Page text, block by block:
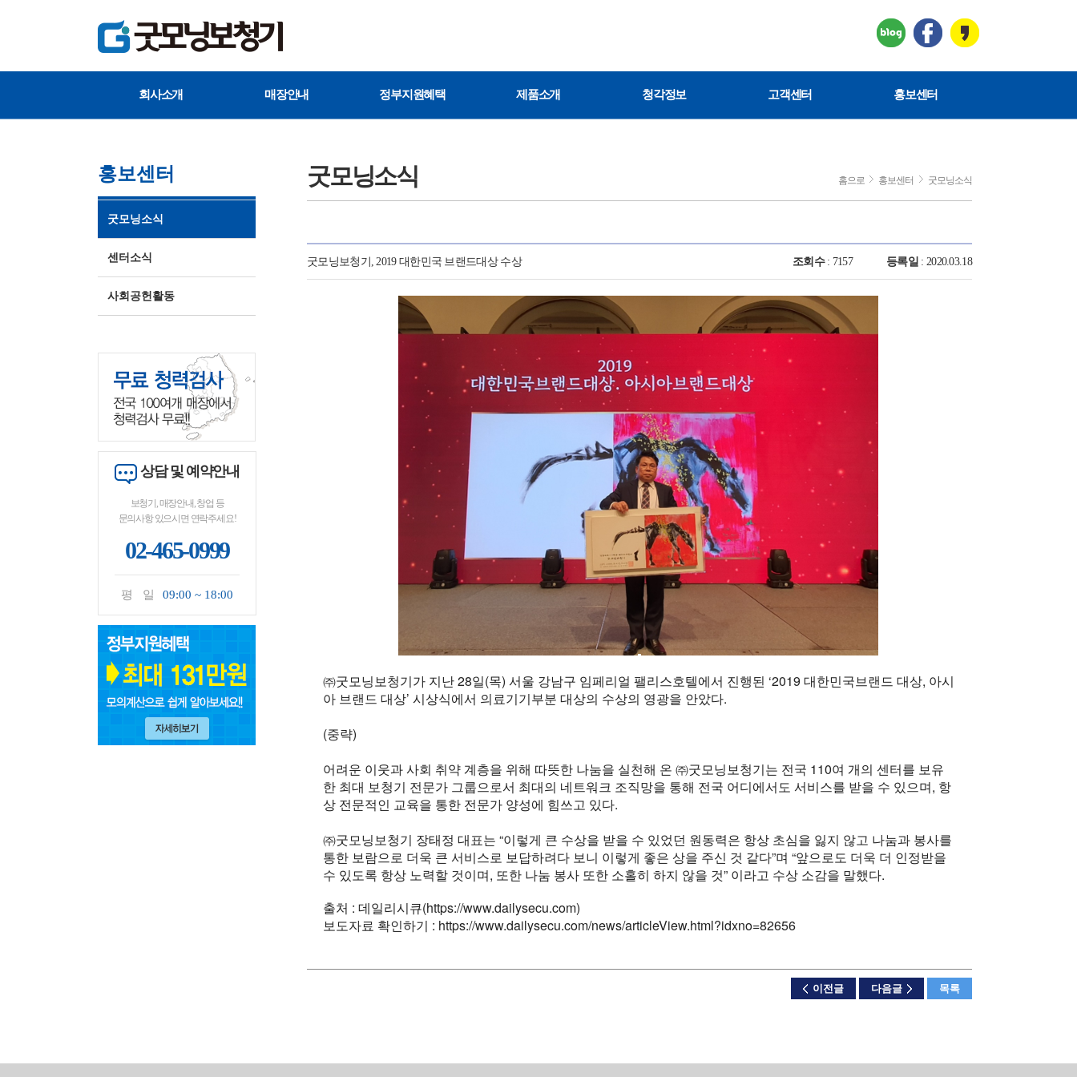
회사소개 매장안내 정부지원혜택 제품소개 청각정보 고객센터 홍보센터
홍보센터
굿모닝소식
센터소식
사회공헌활동
상담 및 예약안내
보청기, 매장안내, 창업 등
문의사항 있으시면 연락주세요!
02-465-0999
평 일 09:00 ~ 18:00
굿모닝소식 홈으로 홍보센터 굿모닝소식
굿모닝보청기, 2019 대한민국 브랜드대상 수상 조회수 : 7157 등록일 : 2020.03.18
㈜굿모닝보청기가 지난 28일(목) 서울 강남구 임페리얼 팰리스호텔에서 진행된 ‘2019 대한민국브랜드 대상, 아시
아 브랜드 대상’ 시상식에서 의료기기부분 대상의 수상의 영광을 안았다.
(중략)
어려운 이웃과 사회 취약 계층을 위해 따뜻한 나눔을 실천해 온 ㈜굿모닝보청기는 전국 110여 개의 센터를 보유
한 최대 보청기 전문가 그룹으로서 최대의 네트워크 조직망을 통해 전국 어디에서도 서비스를 받을 수 있으며, 항
상 전문적인 교육을 통한 전문가 양성에 힘쓰고 있다.
㈜굿모닝보청기 장태정 대표는 “이렇게 큰 수상을 받을 수 있었던 원동력은 항상 초심을 잃지 않고 나눔과 봉사를
통한 보람으로 더욱 큰 서비스로 보답하려다 보니 이렇게 좋은 상을 주신 것 같다”며 “앞으로도 더욱 더 인정받을
수 있도록 항상 노력할 것이며, 또한 나눔 봉사 또한 소홀히 하지 않을 것” 이라고 수상 소감을 말했다.
출처 : 데일리시큐(https://www.dailysecu.com)
보도자료 확인하기 : https://www.dailysecu.com/news/articleView.html?idxno=82656
이전글 다음글 목록